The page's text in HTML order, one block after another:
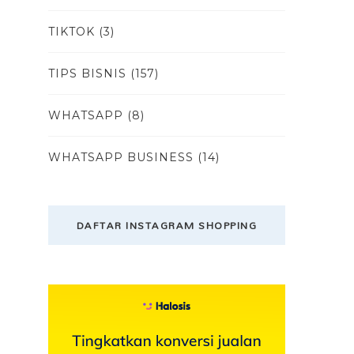
TIKTOK (3)
TIPS BISNIS (157)
WHATSAPP (8)
WHATSAPP BUSINESS (14)
DAFTAR INSTAGRAM SHOPPING